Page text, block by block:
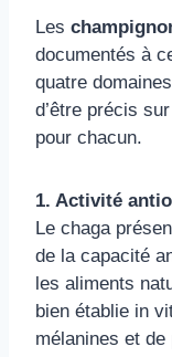
Les
documentés à
quatre
d’être précis
pour chacun.
1. Activité
Le chaga
de la capacité
les aliments
bien établie in
mélanines et de